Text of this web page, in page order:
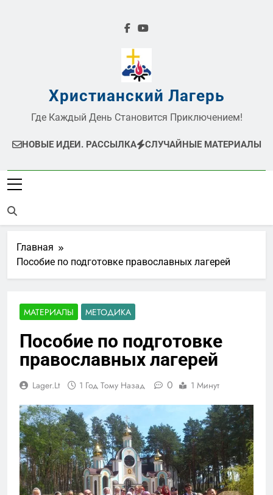
Христианский Лагерь
Где Каждый День Становится Приключением!
НОВЫЕ ИДЕИ. РАССЫЛКА СЛУЧАЙНЫЕ МАТЕРИАЛЫ
Главная
Пособие по подготовке православных лагерей
МАТЕРИАЛЫ МЕТОДИКА
Пособие по подготовке
православных лагерей
Lager.lt 1 Год Тому Назад 0 1 Минут